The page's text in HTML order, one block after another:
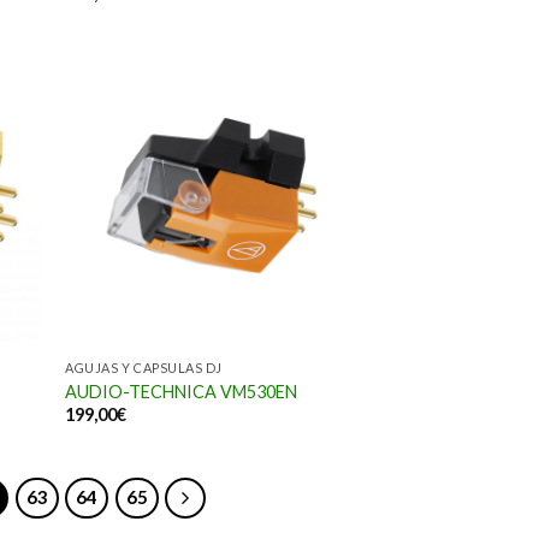
AGUJAS Y CAPSULAS DJ
AUDIO-TECHNICA VM530EN
199,00€
63 64 65